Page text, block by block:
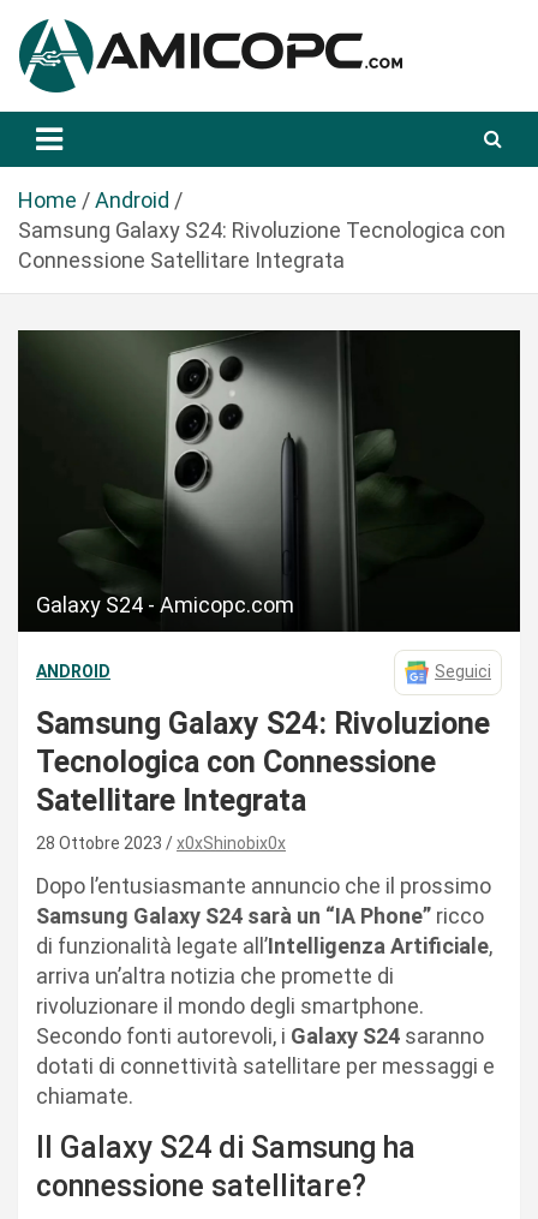
a
Amicopc.com
Home
Android
Samsung Galaxy S24: Rivoluzione Tecnologica con
Connessione Satellitare Integrata
Galaxy S24 - Amicopc.com
ANDROID Seguici
Samsung Galaxy S24: Rivoluzione
Tecnologica con Connessione
Satellitare Integrata
28 Ottobre 2023 x0xShinobix0x
Dopo l’entusiasmante annuncio che il prossimo
Samsung Galaxy S24 sarà un “IA Phone” ricco
di funzionalità legate all’Intelligenza Artificiale,
arriva un’altra notizia che promette di
rivoluzionare il mondo degli smartphone.
Secondo fonti autorevoli, i Galaxy S24 saranno
dotati di connettività satellitare per messaggi e
chiamate.
Il Galaxy S24 di Samsung ha
connessione satellitare?